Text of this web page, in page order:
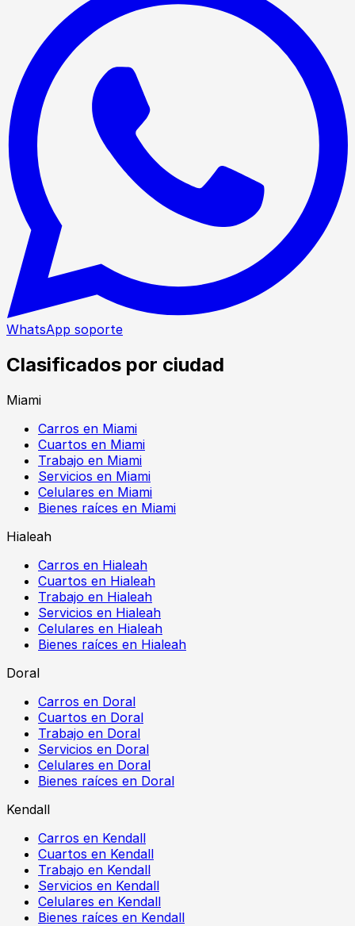
WhatsApp soporte
Clasificados por ciudad
Miami
Carros en Miami
Cuartos en Miami
Trabajo en Miami
Servicios en Miami
Celulares en Miami
Bienes raíces en Miami
Hialeah
Carros en Hialeah
Cuartos en Hialeah
Trabajo en Hialeah
Servicios en Hialeah
Celulares en Hialeah
Bienes raíces en Hialeah
Doral
Carros en Doral
Cuartos en Doral
Trabajo en Doral
Servicios en Doral
Celulares en Doral
Bienes raíces en Doral
Kendall
Carros en Kendall
Cuartos en Kendall
Trabajo en Kendall
Servicios en Kendall
Celulares en Kendall
Bienes raíces en Kendall